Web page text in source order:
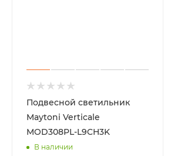
Подвесной светильник
Maytoni Verticale
MOD308PL-L9CH3K
В наличии